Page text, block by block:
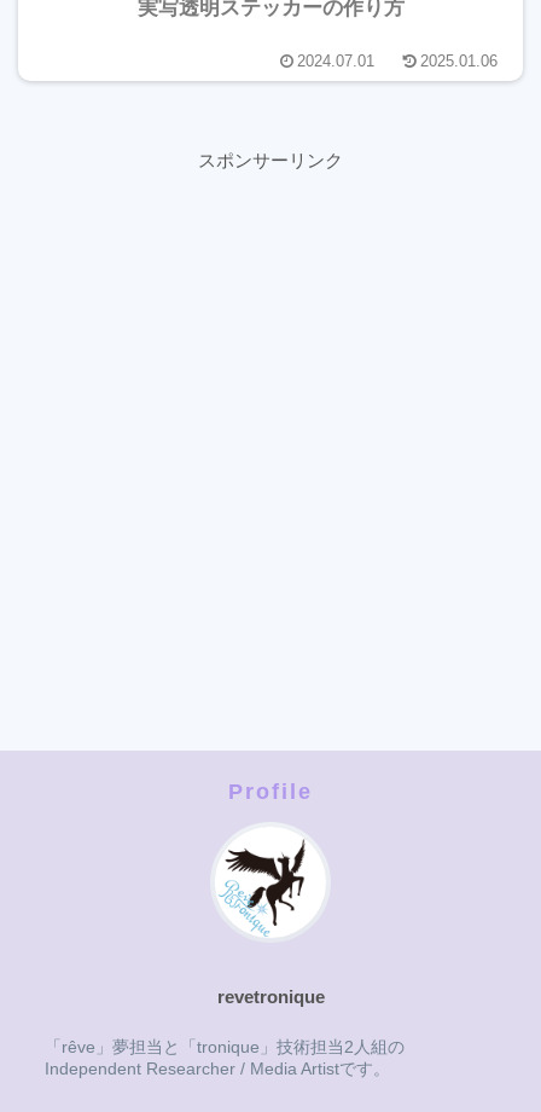
実写透明ステッカーの作り方
2024.07.01 2025.01.06
スポンサーリンク
Profile
revetronique
「rêve」夢担当と「tronique」技術担当2人組の
Independent Researcher / Media Artistです。